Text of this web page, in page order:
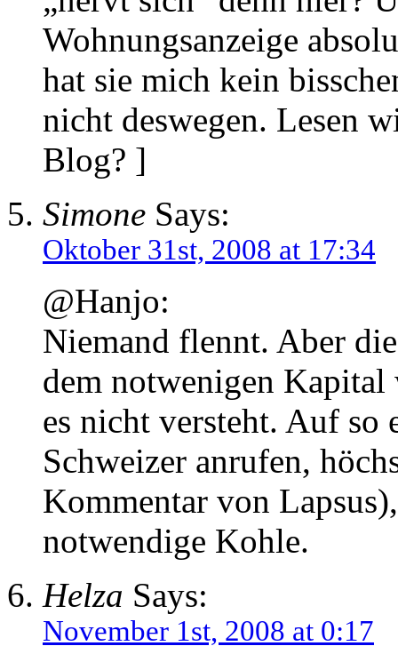
Wohnungsanzeige
hat sie mich kein
nicht deswegen. Lesen
Blog? ]
Simone Says:
Oktober 31st, 2008 at 17:34
@Hanjo:
Niemand flennt. Aber
dem notwenigen
es nicht versteht. Auf so
Schweizer anrufen,
Kommentar von
notwendige Kohle.
Helza Says:
November 1st, 2008 at 0:17